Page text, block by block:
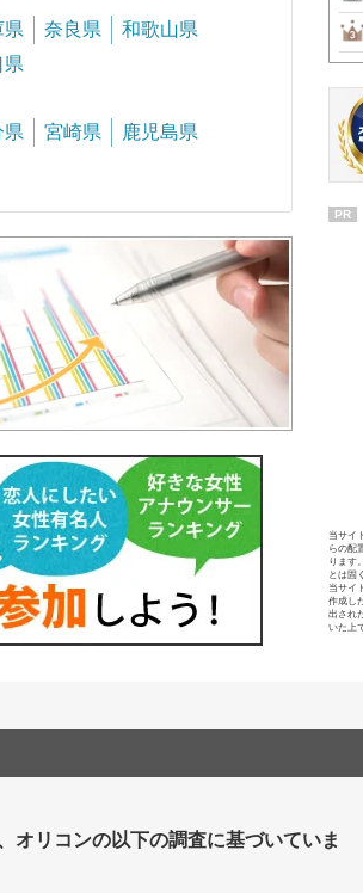
県 奈良県
和歌山県
県
県 宮崎県
鹿児島県
PR
当サイ
らの配
ります
とは固
当サイ
作成し
出され
いた上
オリコンの以下の調査に基づいていま